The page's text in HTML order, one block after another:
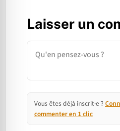
Laisser un
Commentaire
Vous êtes déjà inscrit·e ?
commenter en 1 clic